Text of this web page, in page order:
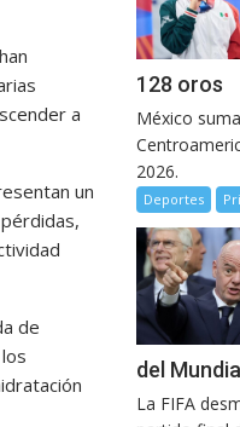
a
un
de
128 oros
México
2026.
Deportes
del
La FIFA